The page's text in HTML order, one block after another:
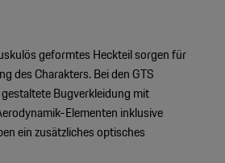
geformtes Heckteil sorgen für
des Charakters. Bei den GTS
Bugverkleidung mit
Elementen inklusive
ein zusätzliches optisches